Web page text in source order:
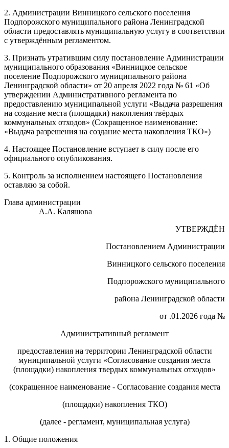
2. Администрации Винницкого сельского поселения
Подпорожского муниципального района Ленинградской
области предоставлять муниципальную услугу в соответствии
с утверждённым регламентом.
3. Признать утратившим силу постановление Администрации
муниципального образования «Винницкое сельское
поселение Подпорожского муниципального района
Ленинградской области» от 20 апреля 2022 года № 61 «Об
утверждении Административного регламента по
предоставлению муниципальной услуги «Выдача разрешения
на создание места (площадки) накопления твёрдых
коммунальных отходов» (Сокращенное наименование:
«Выдача разрешения на создание места накопления ТКО»)
4. Настоящее Постановление вступает в силу после его
официального опубликования.
5. Контроль за исполнением настоящего Постановления
оставляю за собой.
Глава администрации
А.А. Каляшова
УТВЕРЖДЁН
Постановлением Администрации
Винницкого сельского поселения
Подпорожского муниципального
района Ленинградской области
от .01.2026 года №
Административный регламент
предоставления на территории Ленинградской области
муниципальной услуги «Согласование создания места
(площадки) накопления твердых коммунальных отходов»
(сокращенное наименование - Согласование создания места
(площадки) накопления ТКО)
(далее - регламент, муниципальная услуга)
1. Общие положения